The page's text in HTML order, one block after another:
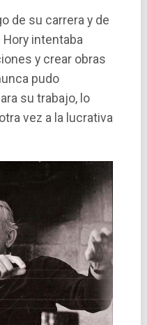
de su carrera y de
Hory intentaba
y crear obras
pudo
su trabajo, lo
vez a la lucrativa